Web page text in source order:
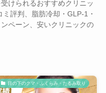
けられるおすすめクリニッ
評判、脂肪冷却・GLP-1・
ペーン、安いクリニックの
目の下のクマ・ふくらみ・たるみ取り